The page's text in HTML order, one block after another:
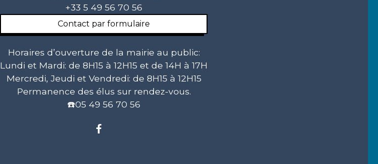
+33 5 49 56 70 56
Contact par formulaire
Horaires d’ouverture de la mairie au public:
Lundi et Mardi: de 8H15 à 12H15 et de 14H à 17H
Mercredi, Jeudi et Vendredi: de 8H15 à 12H15
Permanence des élus sur rendez-vous.
☎️05 49 56 70 56